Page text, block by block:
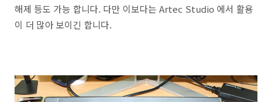
해제 등도 가능 합니다. 다만 이보다는 Artec Studio 에서 활용
이 더 많아 보이긴 합니다.